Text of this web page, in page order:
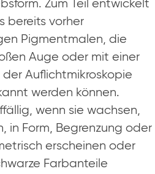
Zum Teil entwickelt
bereits vorher
Pigmentmalen, die
Auge oder mit einer
Auflichtmikroskopie
werden können.
wenn sie wachsen,
in Form, Begrenzung oder
erscheinen oder
Farbanteile